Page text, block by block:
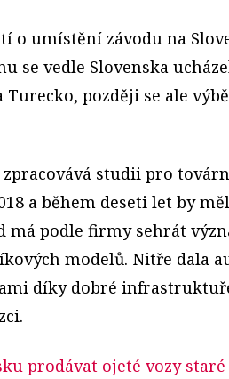
o umístění závodu na
se vedle Slovenska
Turecko, později se ale
zpracovává studii pro
a během deseti let by
má podle firmy sehrát
modelů. Nitře dala
díky dobré
prodávat ojeté vozy